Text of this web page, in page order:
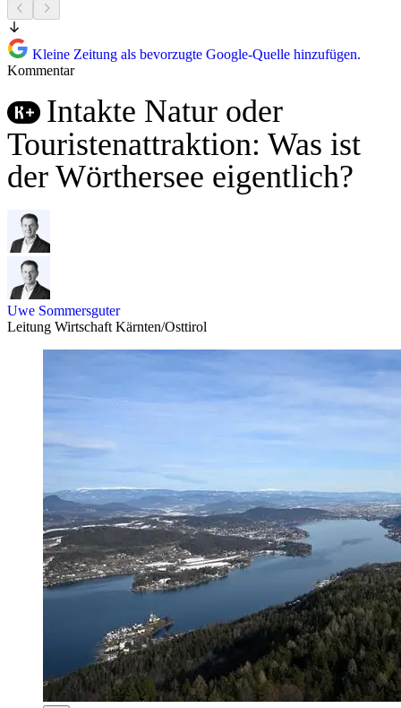
Kleine Zeitung als bevorzugte Google-Quelle hinzufügen.
Kommentar
Intakte Natur oder
Touristenattraktion: Was ist
der Wörthersee eigentlich?
Uwe Sommersguter
Leitung Wirtschaft Kärnten/Osttirol